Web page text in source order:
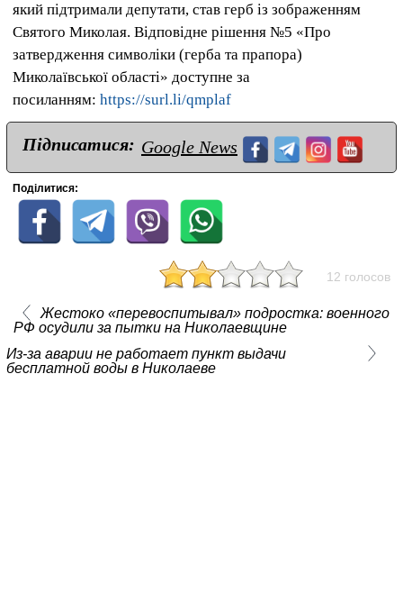
який підтримали депутати, став герб із зображенням
Святого Миколая. Відповідне рішення №5 «Про
затвердження символіки (герба та прапора)
Миколаївської області» доступне за
посиланням: https://surl.li/qmplaf
Підписатися: Google News
Поділитися:
12 голосов
Жестоко «перевоспитывал» подростка: военного
РФ осудили за пытки на Николаевщине
Из-за аварии не работает пункт выдачи
бесплатной воды в Николаеве